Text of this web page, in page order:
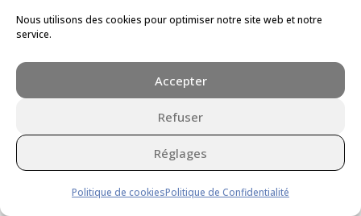
Nous utilisons des cookies pour optimiser notre site web et notre
service.
Accepter
Refuser
Réglages
Politique de cookiesPolitique de Confidentialité
Rendre compte à chaque étape
avancées, des soucis éventuels
non seulement à ses supérieurs
mais aussi à l’ensemble des
collaborateurs. La digitalisation ne
peut se faire que dans
l’investissement de chacun.